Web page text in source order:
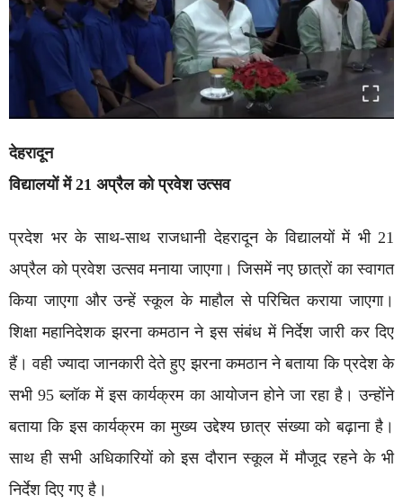
देहरादून
विद्यालयों में 21 अप्रैल को प्रवेश उत्सव
प्रदेश भर के साथ-साथ राजधानी देहरादून के विद्यालयों में भी 21
अप्रैल को प्रवेश उत्सव मनाया जाएगा। जिसमें नए छात्रों का स्वागत
किया जाएगा और उन्हें स्कूल के माहौल से परिचित कराया जाएगा।
शिक्षा महानिदेशक झरना कमठान ने इस संबंध में निर्देश जारी कर दिए
हैं। वही ज्यादा जानकारी देते हुए झरना कमठान ने बताया कि प्रदेश के
सभी 95 ब्लॉक में इस कार्यक्रम का आयोजन होने जा रहा है। उन्होंने
बताया कि इस कार्यक्रम का मुख्य उद्देश्य छात्र संख्या को बढ़ाना है।
साथ ही सभी अधिकारियों को इस दौरान स्कूल में मौजूद रहने के भी
निर्देश दिए गए है।